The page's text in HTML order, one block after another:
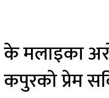
के मलाइका
कपुरको प्रेम